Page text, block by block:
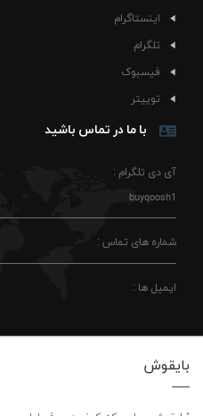
اینستاگرام
تلگرام
فیسبوک
توییتر
با ما در تماس باشید
آی دی تلگرام :
buyqoosh1
شماره های تماس :
ایمیل ها :
بایقوش